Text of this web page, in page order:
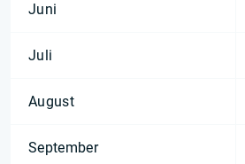
Juni
Juli
August
September